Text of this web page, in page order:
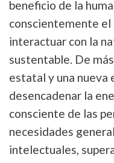
beneficio de la
conscientemente
interactuar con la
sustentable. De
estatal y una nueva
desencadenar la
consciente de las
necesidades
intelectuales,